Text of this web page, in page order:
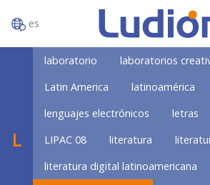
es
L
laboratorio
laboratorios
Latin America
latinoamérica
lenguajes electrónicos
letras
LIPAC 08
literatura
literatura digital latinoamericana